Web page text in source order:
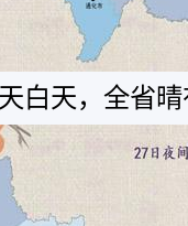
白天，全省